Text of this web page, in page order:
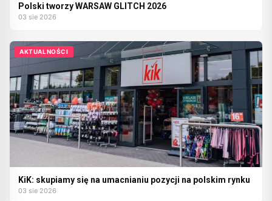
Polski tworzy WARSAW GLITCH 2026
03 sie 2026
AKTUALNOŚCI
KiK: skupiamy się na umacnianiu pozycji na polskim rynku
03 sie 2026